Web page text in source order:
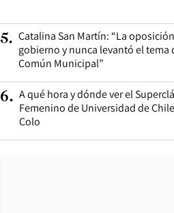
5. Catalina San Martín: “La
gobierno y nunca levantó el tema
Común Municipal”
6. A qué hora y dónde ver el
Femenino de Universidad de
Colo